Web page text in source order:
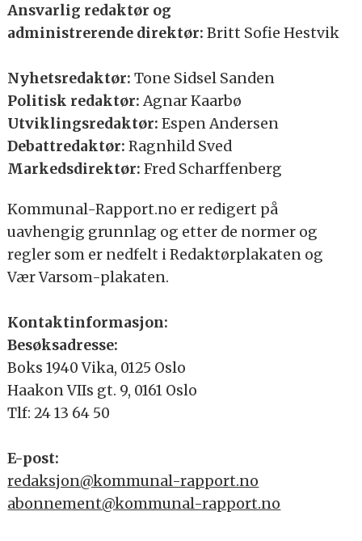
Ansvarlig redaktør og
administrerende direktør: Britt Sofie Hestvik
Nyhetsredaktør:Tone Sidsel Sanden
Politisk redaktør:Agnar Kaarbø
Utviklingsredaktør:Espen Andersen
Debattredaktør:Ragnhild Sved
Markedsdirektør:Fred Scharffenberg
Kommunal-Rapport.no er redigert på
uavhengig grunnlag og etter de normer og
regler som er nedfelt i Redaktørplakaten og
Vær Varsom-plakaten.
Kontaktinformasjon:
Besøksadresse:
Boks 1940 Vika, 0125 Oslo
Haakon VIIs gt. 9, 0161 Oslo
Tlf: 24 13 64 50
E-post:
redaksjon@kommunal-rapport.no
abonnement@kommunal-rapport.no